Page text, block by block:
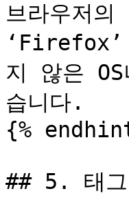
브라우저
‘Firefox’
지 않은
습니다.
{%
## 5. 태그